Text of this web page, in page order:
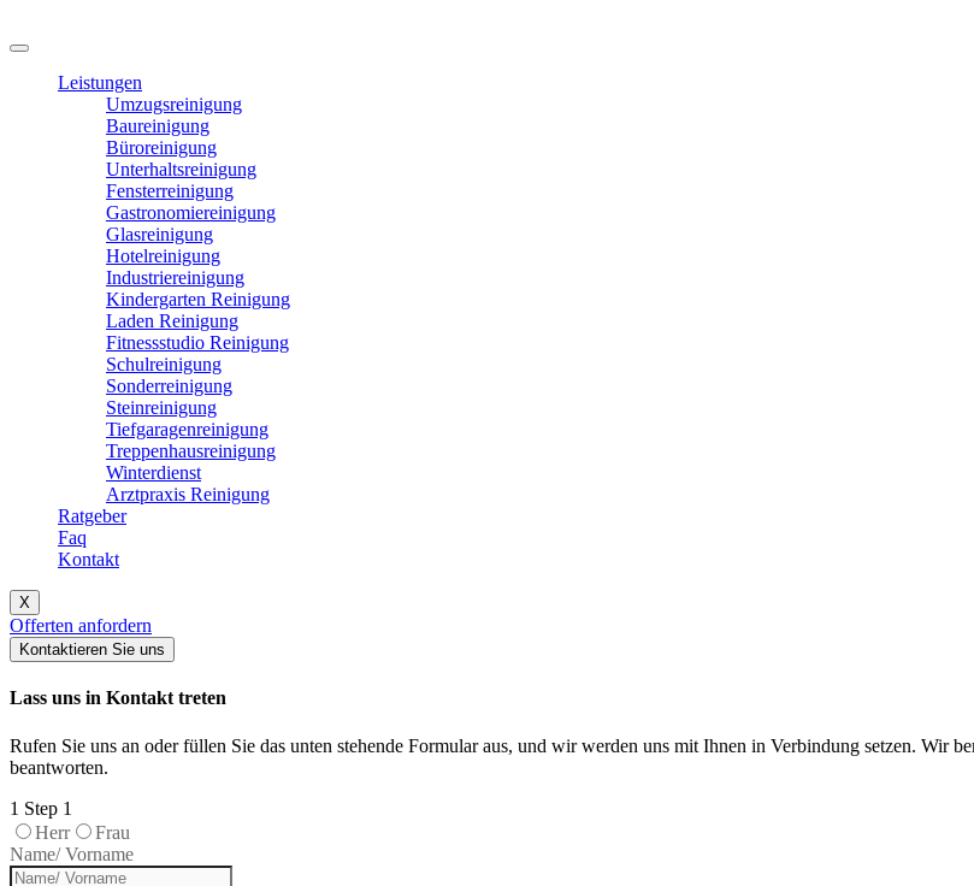
Leistungen
Umzugsreinigung
Baureinigung
Büroreinigung
Unterhaltsreinigung
Fensterreinigung
Gastronomiereinigung
Glasreinigung
Hotelreinigung
Industriereinigung
Kindergarten Reinigung
Laden Reinigung
Fitnessstudio Reinigung
Schulreinigung
Sonderreinigung
Steinreinigung
Tiefgaragenreinigung
Treppenhausreinigung
Winterdienst
Arztpraxis Reinigung
Ratgeber
Faq
Kontakt
X
Offerten anfordern
Kontaktieren Sie uns
Lass uns in Kontakt treten
Rufen Sie uns an oder füllen Sie das unten stehende Formular aus, und wir werden uns mit Ihnen in Verbindung setzen. Wir
beantworten.
1 Step 1
Herr
Frau
Name/ Vorname